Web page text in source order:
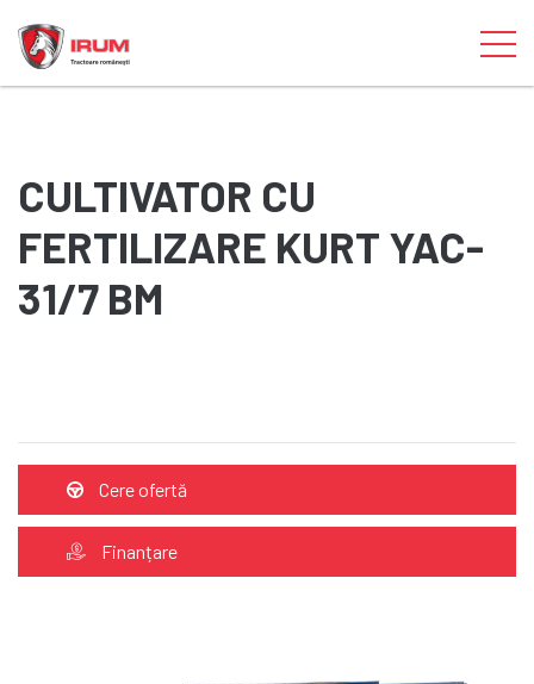
CULTIVATOR CU
FERTILIZARE KURT YAC-
31/7 BM
Cere ofertă
Finanțare